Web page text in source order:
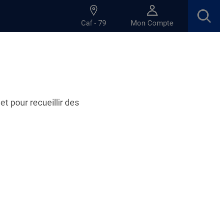
pour recueillir des
Caf - 79 Mon Compte